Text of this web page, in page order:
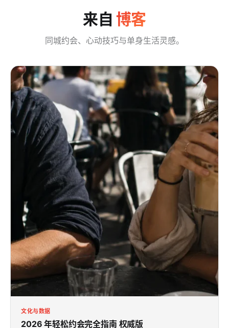
来自 博客
同城约会、心动技巧与单身生活灵感。
文化与数据
2026 年轻松约会完全指南 权威版